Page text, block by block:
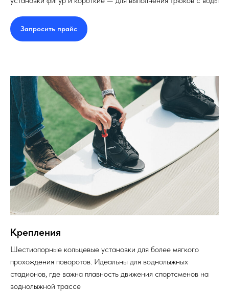
Запросить прайс
Крепления
Шестиопорные кольцевые установки для более мягкого
прохождения поворотов. Идеальны для воднолыжных
стадионов, где важна плавность движения спортсменов на
воднолыжной трассе